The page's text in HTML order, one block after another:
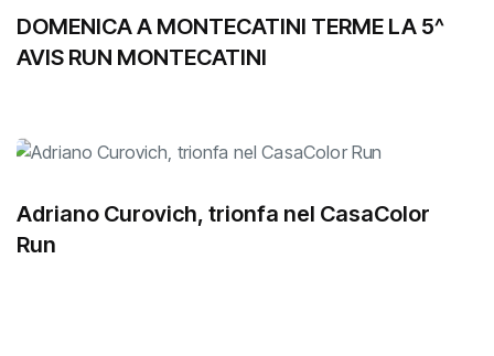
DOMENICA A MONTECATINI TERME LA 5^
AVIS RUN MONTECATINI
Adriano Curovich, trionfa nel CasaColor
Run